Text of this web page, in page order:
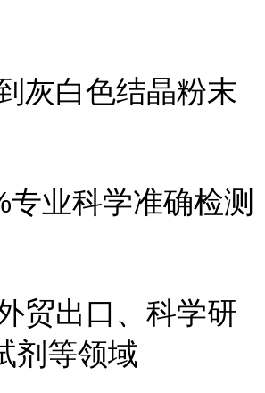
灰白色结晶粉末
业科学准确检测
贸出口、科学研
剂等领域